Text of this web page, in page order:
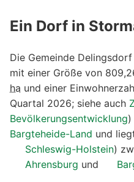
Ein Dorf in
Die Gemeinde Delingsdorf
mit einer Größe von
ha und einer
Quartal 2026; siehe auch
Bevölkerungsentwicklung)
Bargteheide-Land und
Schleswig-Holstein)
Ahrensburg und